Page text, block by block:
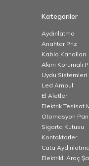
Kategoriler
Aydınlatma
Anahtar Priz
Kablo Kanalları
Akım Korumalı
Uydu Sistemleri
Led Ampul
El Aletleri
Elektrik Tesisat
Otomasyon
Sigorta Kutusu
Kontaktörler
Cata Aydınlatma
Elektrikli Araç